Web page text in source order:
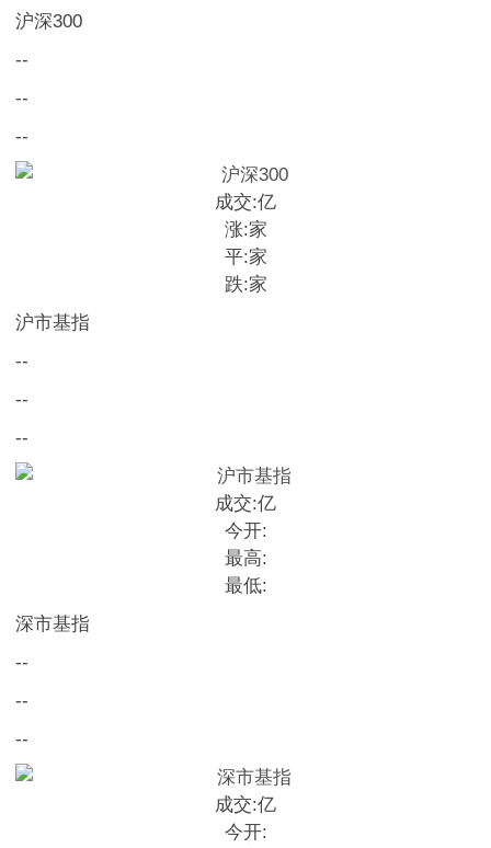
沪深300
--
--
--
成交:亿
涨:家
平:家
跌:家
沪市基指
--
--
--
成交:亿
今开:
最高:
最低:
深市基指
--
--
--
成交:亿
今开: